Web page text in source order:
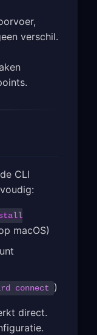
verschil.
CLI
macOS)
connect )
direct.